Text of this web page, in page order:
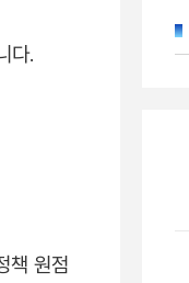
다.
책 원점